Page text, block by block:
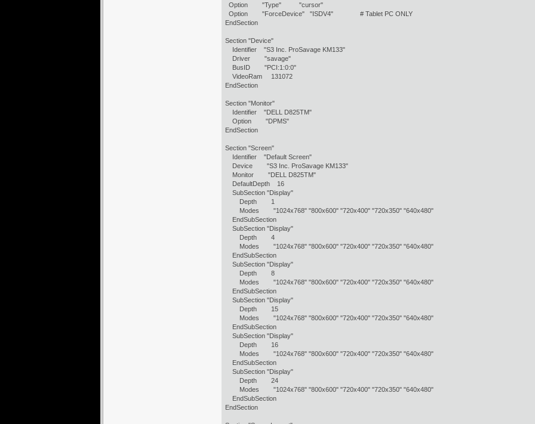
Option "Type" "cursor"
Option "ForceDevice" "ISDV4" # Tablet PC ONLY
EndSection
Section "Device"
Identifier "S3 Inc. ProSavage KM133"
Driver "savage"
BusID "PCI:1:0:0"
VideoRam 131072
EndSection
Section "Monitor"
Identifier "DELL D825TM"
Option "DPMS"
EndSection
Section "Screen"
Identifier "Default Screen"
Device "S3 Inc. ProSavage KM133"
Monitor "DELL D825TM"
DefaultDepth 16
SubSection "Display"
Depth 1
Modes "1024x768" "800x600" "720x400" "720x350" "640x480"
EndSubSection
SubSection "Display"
Depth 4
Modes "1024x768" "800x600" "720x400" "720x350" "640x480"
EndSubSection
SubSection "Display"
Depth 8
Modes "1024x768" "800x600" "720x400" "720x350" "640x480"
EndSubSection
SubSection "Display"
Depth 15
Modes "1024x768" "800x600" "720x400" "720x350" "640x480"
EndSubSection
SubSection "Display"
Depth 16
Modes "1024x768" "800x600" "720x400" "720x350" "640x480"
EndSubSection
SubSection "Display"
Depth 24
Modes "1024x768" "800x600" "720x400" "720x350" "640x480"
EndSubSection
EndSection